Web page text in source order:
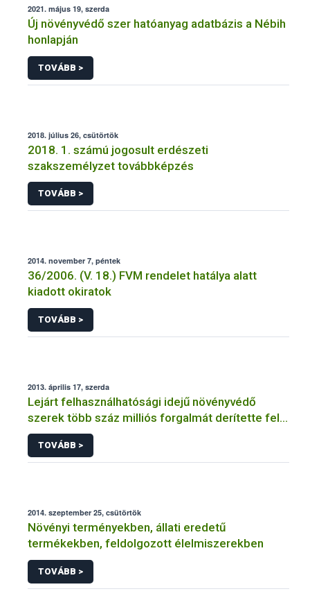
2021. május 19, szerda
Új növényvédő szer hatóanyag adatbázis a Nébih
honlapján
TOVÁBB >
2018. július 26, csütörtök
2018. 1. számú jogosult erdészeti
szakszemélyzet továbbképzés
TOVÁBB >
2014. november 7, péntek
36/2006. (V. 18.) FVM rendelet hatálya alatt
kiadott okiratok
TOVÁBB >
2013. április 17, szerda
Lejárt felhasználhatósági idejű növényvédő
szerek több száz milliós forgalmát derítette fel a
NÉBIH
TOVÁBB >
2014. szeptember 25, csütörtök
Növényi terményekben, állati eredetű
termékekben, feldolgozott élelmiszerekben
TOVÁBB >